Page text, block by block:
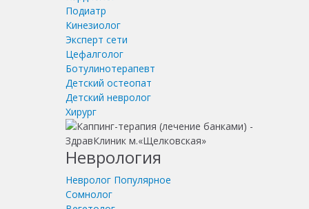
Подиатр
Кинезиолог
Эксперт сети
Цефалголог
Ботулинотерапевт
Детский остеопат
Детский невролог
Хирург
Неврология
Невролог Популярное
Сомнолог